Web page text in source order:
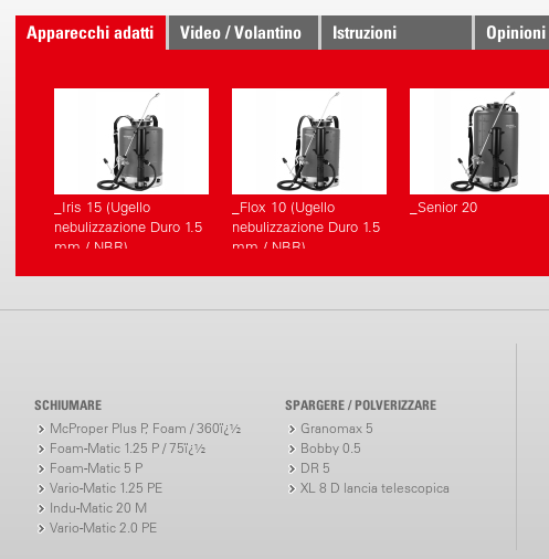
Apparecchi adatti Video / Volantino Istruzioni Opinioni
_Iris 15 (Ugello
nebulizzazione Duro 1.5
mm / NBR)
_Flox 10 (Ugello
nebulizzazione Duro 1.5
mm / NBR)
_Senior 20
SCHIUMARE
McProper Plus P, Foam / 360ï¿½
Foam-Matic 1.25 P / 75ï¿½
Foam-Matic 5 P
Vario-Matic 1.25 PE
Indu-Matic 20 M
Vario-Matic 2.0 PE
SPARGERE / POLVERIZZARE
Granomax 5
Bobby 0.5
DR 5
XL 8 D lancia telescopica